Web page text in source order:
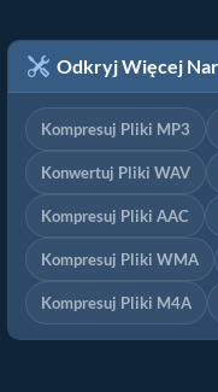
Odkryj Więcej
Kompresuj Pliki MP3
Konwertuj Pliki WAV
Kompresuj Pliki AAC
Kompresuj Pliki WMA
Kompresuj Pliki M4A